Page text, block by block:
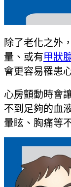
除了老化之外
量、或有甲狀
會更容易罹患
心房顫動時會
不到足夠的血
暈眩、胸痛等